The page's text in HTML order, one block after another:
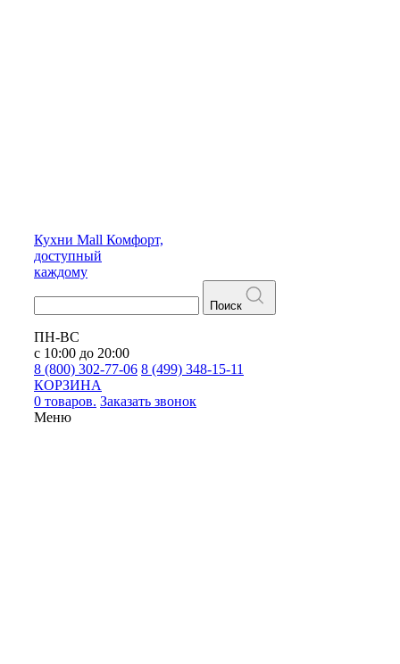
Кухни Mall Комфорт,
доступный
каждому
Поиск
ПН-ВС
с 10:00 до 20:00
8 (800) 302-77-06 8 (499) 348-15-11
КОРЗИНА
0 товаров. Заказать звонок
Меню